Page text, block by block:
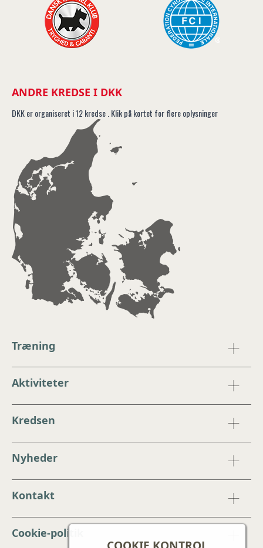
ANDRE KREDSE I DKK
DKK er organiseret i 12 kredse . Klik på kortet for flere oplysninger
Træning
Aktiviteter
Kredsen
Nyheder
Kontakt
Cookie-politik